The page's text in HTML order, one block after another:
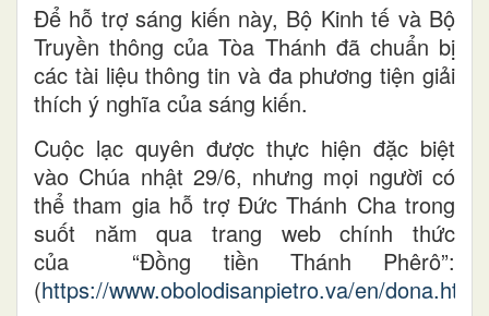
Để hỗ trợ sáng kiến này, Bộ Kinh tế và Bộ
Truyền thông của Tòa Thánh đã chuẩn bị
các tài liệu thông tin và đa phương tiện giải
thích ý nghĩa của sáng kiến.
Cuộc lạc quyên được thực hiện đặc biệt
vào Chúa nhật 29/6, nhưng mọi người có
thể tham gia hỗ trợ Đức Thánh Cha trong
suốt năm qua trang web chính thức
của “Đồng tiền Thánh Phêrô”:
(https://www.obolodisanpietro.va/en/dona.html